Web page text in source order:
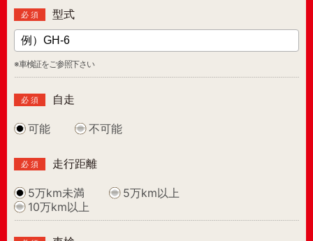
必 須 型式
※車検証をご参照下さい
必 須 自走
可能 不可能
必 須 走行距離
5万km未満
5万km以上
10万km以上